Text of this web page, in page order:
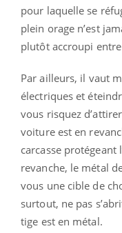
pour laquelle se
plein orage n’est
plutôt accroupi
Par ailleurs, il vaut
électriques et
vous risquez
voiture est en
carcasse protégeant
revanche, le métal
vous une cible de
surtout, ne pas
tige est en métal.